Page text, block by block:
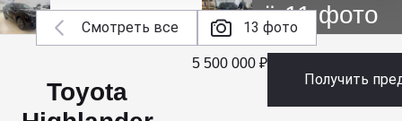
Смотреть все 13 фото
Ещё 11 фото
Toyota
5 500 000 ₽
Получить